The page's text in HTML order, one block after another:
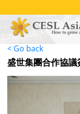
至
< Go back
盛世集團合作協